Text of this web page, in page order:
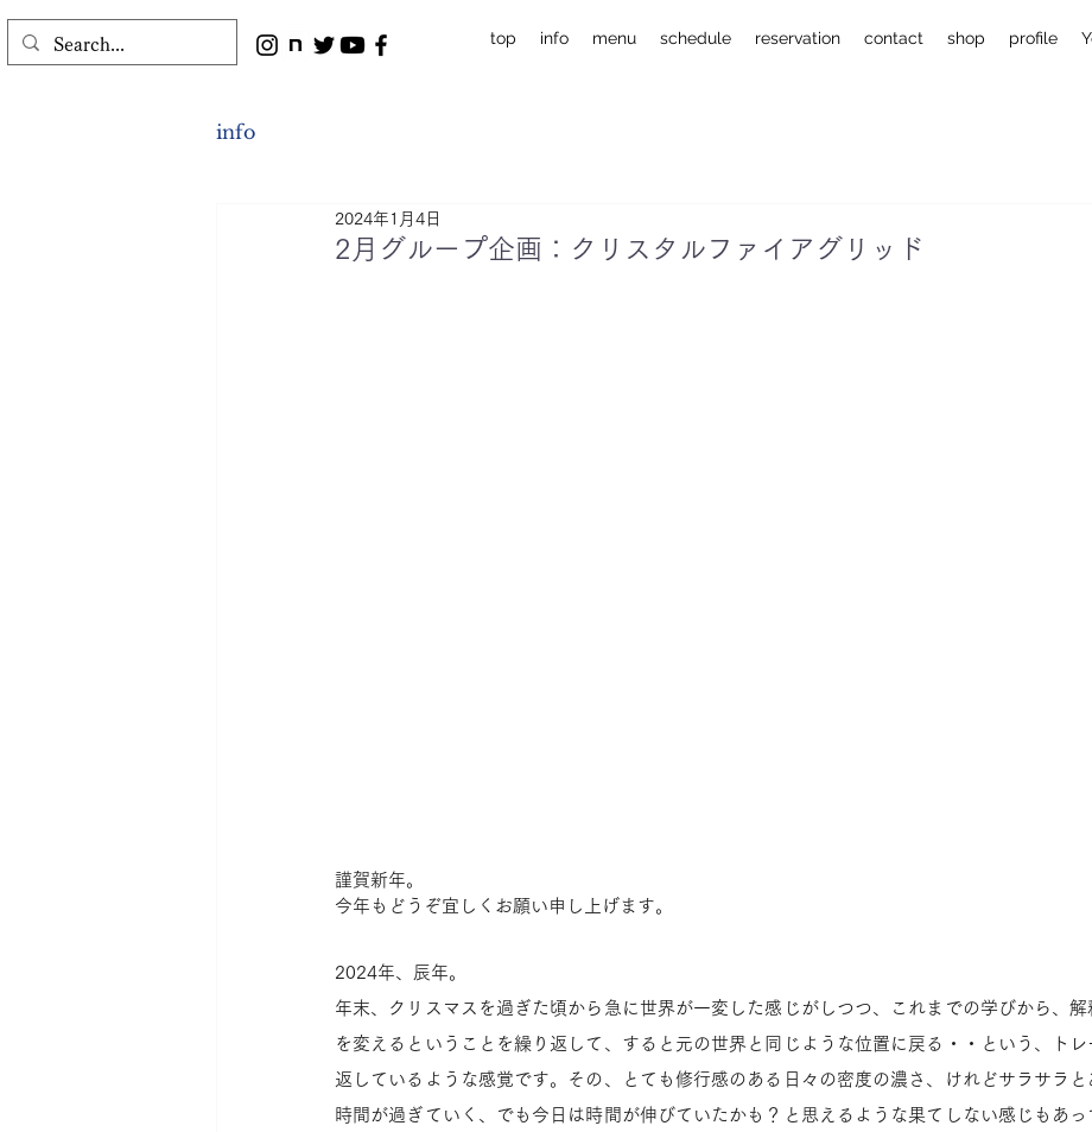
top info menu schedule reservation contact shop profile
info
2月グループ企画：クリスタルファイアグリッド
2024年1月4日
謹賀新年。
今年もどうぞ宜しくお願い申し上げます。
2024年、辰年。
年末、クリスマスを過ぎた頃から急に世界が一変した感じがしつつ、これまでの学びから、解
を変えるということを繰り返して、すると元の世界と同じような位置に戻る・・という、トレ
返しているような感覚です。その、とても修行感のある日々の密度の濃さ、けれどサラサラと
時間が過ぎていく、でも今日は時間が伸びていたかも？と思えるような果てしない感じもあ